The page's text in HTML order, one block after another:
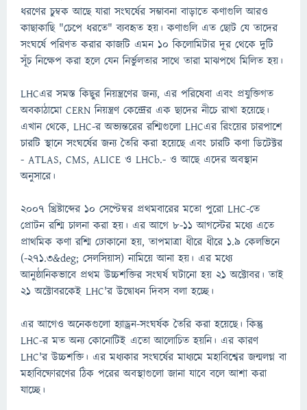
ধরণের চুম্বক আছে যারা সংঘর্ষের সম্ভাবনা বাড়াতে কণাগুলি আরও
কাছাকাছি "চেপে ধরতে" ব্যবহৃত হয়। কণাগুলি এত ছোট যে তাদের
সংঘর্ষে পরিণত করার কাজটি এমন ১০ কিলোমিটার দূর থেকে দুটি
সূঁচ নিক্ষেপ করা হলে যেন নির্ভুলতার সাথে তারা মাঝপথে মিলিত হয়।
LHCএর সমস্ত কিছুর নিয়ন্ত্রণের জন্য, এর পরিষেবা এবং প্রযুক্তিগত
অবকাঠামো CERN নিয়ন্ত্রণ কেন্দ্রের এক ছাদের নীচে রাখা হয়েছে।
এখান থেকে, LHC-র অভ্যন্তরের রশ্মিগুলো LHCএর রিংয়ের চারপাশে
চারটি স্থানে সংঘর্ষের জন্য তৈরি করা হয়েছে এবং চারটি কণা ডিটেক্টর
- ATLAS, CMS, ALICE ও LHCb.- ও আছে এদের অবস্থান
অনুসারে।
২০০৭ খ্রিষ্টাব্দের ১০ সেপ্টেম্বর প্রথমবারের মতো পুরো LHC-তে
প্রোটন রশ্মি চালনা করা হয়। এর আগে ৮-১১ আগস্টের মধ্যে এতে
প্রাথমিক কণা রশ্মি ঢোকানো হয়, তাপমাত্রা ধীরে ধীরে ১.৯ কেলভিনে
(-২৭১.৩&deg; সেলসিয়াস) নামিয়ে আনা হয়। এর মধ্যে
আনুষ্ঠানিকভাবে প্রথম উচ্চশক্তির সংঘর্ষ ঘটানো হয় ২১ অক্টোবর। তাই
২১ অক্টোবরকেই LHC'র উদ্বোধন দিবস বলা হচ্ছে।
এর আগেও অনেকগুলো হ্যাড্রন-সংঘর্ষক তৈরি করা হয়েছে। কিন্তু
LHC-র মত অন্য কোনোটিই এতো আলোচিত হয়নি। এর কারণ
LHC'র উচ্চশক্তি। এর মধ্যকার সংঘর্ষের মাধ্যমে মহাবিশ্বের জন্মলগ্ন বা
মহাবিষ্ফোরণের ঠিক পরের অবস্থাগুলো জানা যাবে বলে আশা করা
যাচ্ছে।